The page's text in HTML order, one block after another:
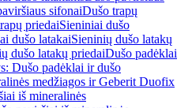
sifonaiDušo trapų
priedaiSieniniai dušo
dušo latakaiSieninių dušo latakų
dušo latakų priedaiDušo padėklai
Dušo padėklai ir dušo
medžiagos ir Geberit Duofix
iš mineralinės